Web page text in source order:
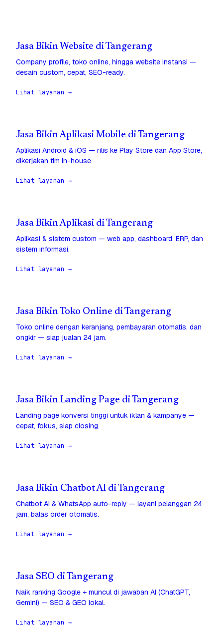
Jasa Bikin Website di Tangerang
Company profile, toko online, hingga website instansi —
desain custom, cepat, SEO-ready.
Lihat layanan →
Jasa Bikin Aplikasi Mobile di Tangerang
Aplikasi Android & iOS — rilis ke Play Store dan App Store,
dikerjakan tim in-house.
Lihat layanan →
Jasa Bikin Aplikasi di Tangerang
Aplikasi & sistem custom — web app, dashboard, ERP, dan
sistem informasi.
Lihat layanan →
Jasa Bikin Toko Online di Tangerang
Toko online dengan keranjang, pembayaran otomatis, dan
ongkir — siap jualan 24 jam.
Lihat layanan →
Jasa Bikin Landing Page di Tangerang
Landing page konversi tinggi untuk iklan & kampanye —
cepat, fokus, siap closing.
Lihat layanan →
Jasa Bikin Chatbot AI di Tangerang
Chatbot AI & WhatsApp auto-reply — layani pelanggan 24
jam, balas order otomatis.
Lihat layanan →
Jasa SEO di Tangerang
Naik ranking Google + muncul di jawaban AI (ChatGPT,
Gemini) — SEO & GEO lokal.
Lihat layanan →